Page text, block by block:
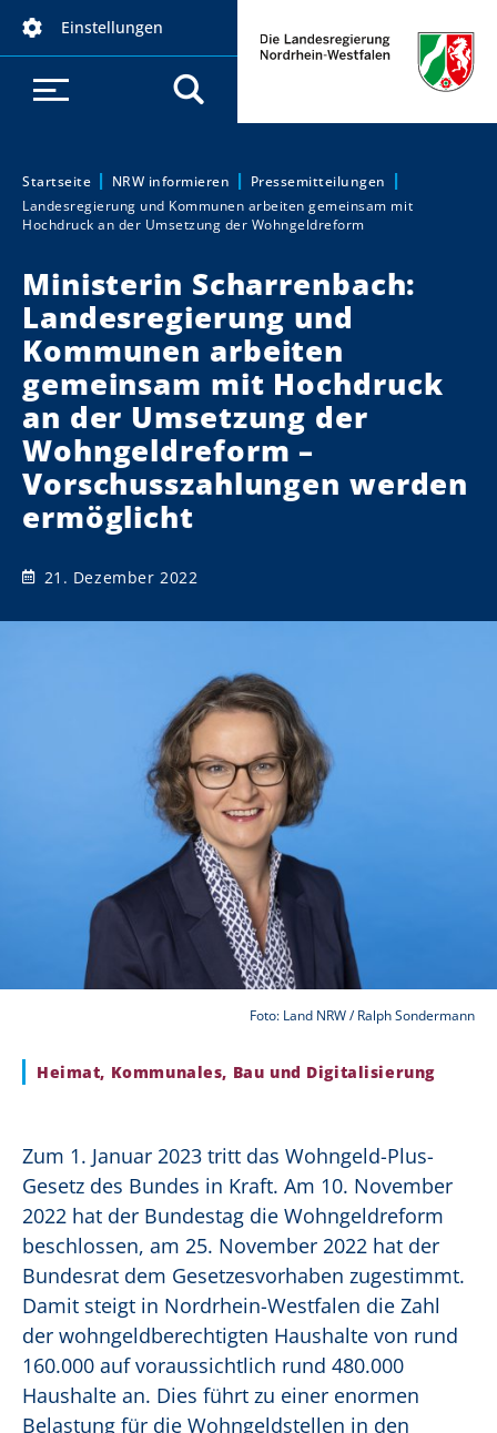
Einstellungen
Sie sind hier:
Startseite NRW informieren
Pressemitteilungen
Landesregierung und Kommunen arbeiten gemeinsam mit
Hochdruck an der Umsetzung der Wohngeldreform
Ministerin Scharrenbach:
Landesregierung und
Kommunen arbeiten
gemeinsam mit Hochdruck
an der Umsetzung der
Wohngeldreform –
Vorschusszahlungen werden
ermöglicht
21. Dezember 2022
Foto: Land NRW / Ralph Sondermann
Heimat, Kommunales, Bau und Digitalisierung
Zum 1. Januar 2023 tritt das Wohngeld-Plus-
Gesetz des Bundes in Kraft. Am 10. November
2022 hat der Bundestag die Wohngeldreform
beschlossen, am 25. November 2022 hat der
Bundesrat dem Gesetzesvorhaben zugestimmt.
Damit steigt in Nordrhein-Westfalen die Zahl
der wohngeldberechtigten Haushalte von rund
160.000 auf voraussichtlich rund 480.000
Haushalte an. Dies führt zu einer enormen
Belastung für die Wohngeldstellen in den